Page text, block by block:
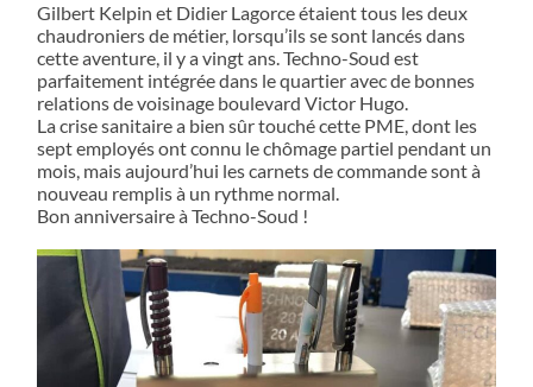
Gilbert Kelpin et Didier Lagorce étaient tous les deux
chaudroniers de métier, lorsqu’ils se sont lancés dans
cette aventure, il y a vingt ans. Techno-Soud est
parfaitement intégrée dans le quartier avec de bonnes
relations de voisinage boulevard Victor Hugo.
La crise sanitaire a bien sûr touché cette PME, dont les
sept employés ont connu le chômage partiel pendant un
mois, mais aujourd’hui les carnets de commande sont à
nouveau remplis à un rythme normal.
Bon anniversaire à Techno-Soud !